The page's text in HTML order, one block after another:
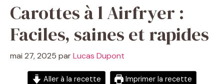
Carottes à l Airfryer :
Faciles, saines et rapides
mai 27, 2025 parLucas Dupont
Aller à la recette Imprimer la recette